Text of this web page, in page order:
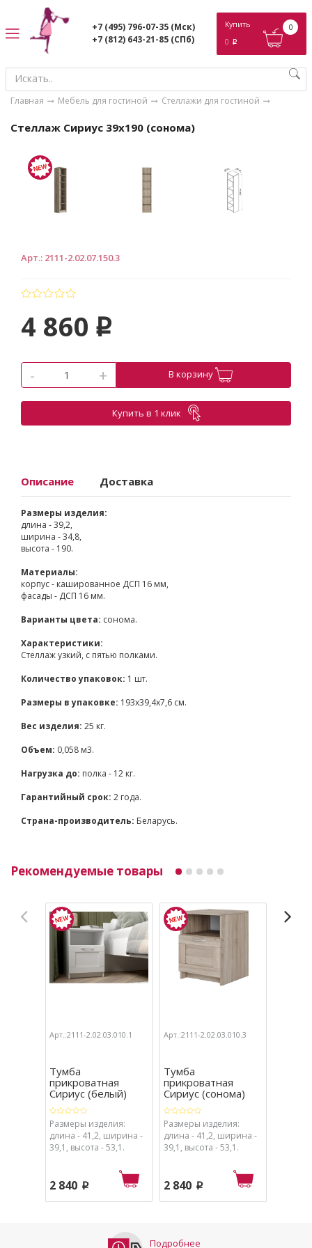
+7 (495) 796-07-35 (Мск)
+7 (812) 643-21-85 (СПб)
Купить
0 p
0
Главная Мебель для гостиной Стеллажи для гостиной
Стеллаж Сириус 39х190 (сонома)
Арт.: 2111-2.02.07.150.3
4 860 p
- + В корзину
Купить в 1 клик
Описание Доставка
Размеры изделия:
длина - 39,2,
ширина - 34,8,
высота - 190.
Материалы:
корпус - кашированное ДСП 16 мм,
фасады - ДСП 16 мм.
Варианты цвета: сонома.
Характеристики:
Стеллаж узкий, с пятью полками.
Количество упаковок: 1 шт.
Размеры в упаковке: 193х39,4х7,6 см.
Вес изделия: 25 кг.
Объем: 0,058 м3.
Нагрузка до: полка - 12 кг.
Гарантийный срок: 2 года.
Страна-производитель: Беларусь.
Рекомендуемые товары
Арт.:2111-2.02.03.010.1
Тумба
прикроватная
Сириус (белый)
Размеры изделия:
длина - 41,2, ширина -
39,1, высота - 53,1.
2 840 p
Арт.:2111-2.02.03.010.3
Тумба
прикроватная
Сириус (сонома)
Размеры изделия:
длина - 41,2, ширина -
39,1, высота - 53,1.
2 840 p
Подробнее